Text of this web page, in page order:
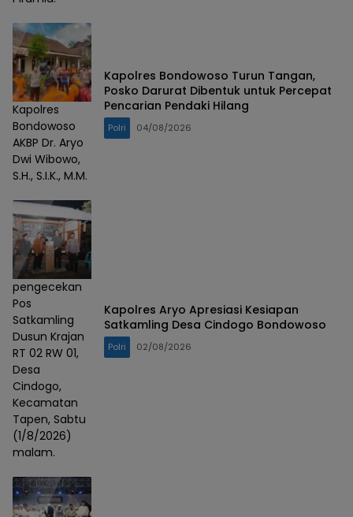
Kapolres
Bondowoso
AKBP Dr. Aryo
Dwi Wibowo,
S.H., S.I.K., M.M.
Kapolres Bondowoso Turun Tangan,
Posko Darurat Dibentuk untuk Percepat
Pencarian Pendaki Hilang
Polri 04/08/2026
pengecekan
Pos
Satkamling
Dusun Krajan
RT 02 RW 01,
Desa
Cindogo,
Kecamatan
Tapen, Sabtu
(1/8/2026)
malam.
Kapolres Aryo Apresiasi Kesiapan
Satkamling Desa Cindogo Bondowoso
Polri 02/08/2026